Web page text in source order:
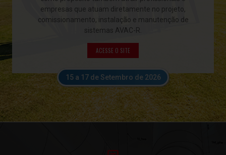
empresas que atuam diretamente no projeto,
comissionamento, instalação e manutenção de
sistemas AVAC-R.
ACESSE O SITE
15 a 17 de Setembro de 2026